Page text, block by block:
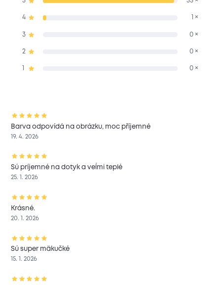
4 1 ×
3 0 ×
2 0 ×
0 ×
Barva odpovídá na obrázku, moc příjemné
19. 4. 2026
Sú príjemné na dotyk a veĺmi teplé
25. 1. 2026
Krásné.
20. 1. 2026
Sú super mäkučké
15. 1. 2026